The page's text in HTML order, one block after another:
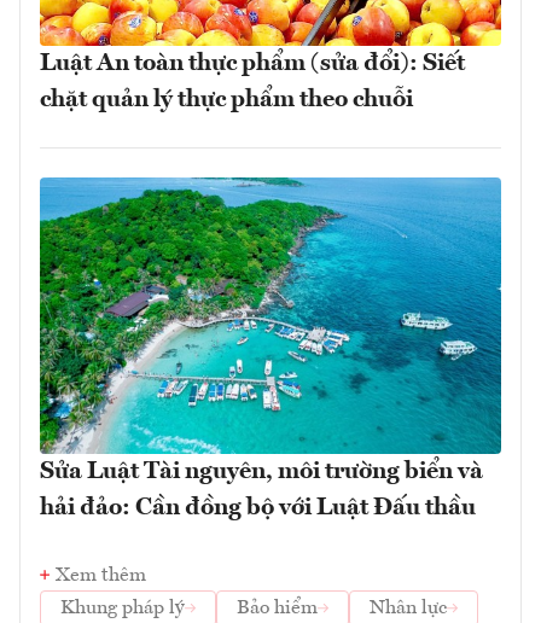
Luật An toàn thực phẩm (sửa đổi): Siết
chặt quản lý thực phẩm theo chuỗi
Sửa Luật Tài nguyên, môi trường biển và
hải đảo: Cần đồng bộ với Luật Đấu thầu
Xem thêm
Khung pháp lý
Bảo hiểm
Nhân lực